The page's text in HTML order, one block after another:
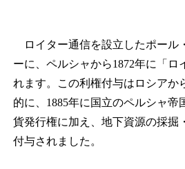
ロイター通信を設立したポール
ーに、ペルシャから1872年に「ロ
れます。この利権付与はロシアか
的に、1885年に国立のペルシャ帝
貨発行権に加え、地下資源の採掘
付与されました。